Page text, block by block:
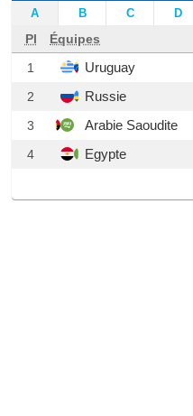
A B C D
Pl Équipes
1
Uruguay
2
Russie
3
Arabie Saoudite
4
Egypte